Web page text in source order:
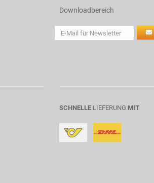
Downloadbereich
SCHNELLE LIEFERUNG MIT